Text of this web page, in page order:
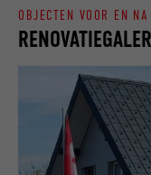
OBJECTEN VOOR EN
DOEL
NAAM
AANBIEDER